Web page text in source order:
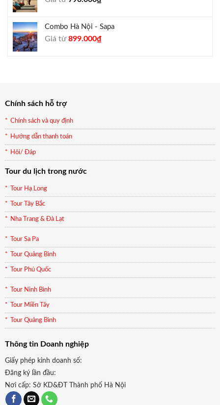
Combo Hà Nội - Sapa
Giá từGiá
899.000₫Giá
Chính sách hỗ trợ
Chính sách và quy định
Hướng dẫn thanh toán
Hỏi/ Đáp
Tour du lịch trong nước
Tour Hạ Long
Tour Tây Bắc
Nha Trang & Đà Lạt
Tour Sa Pa
Tour Quảng Bình
Tour Phú Quốc
Tour Ninh Bình
Tour Miền Tây
Tour Quảng Bình
Thông tin Doanh nghiệp
Giấy phép kinh doanh số:
Đăng ký lần đầu:
Nơi cấp: Sở KD&ĐT Thành phố Hà Nội